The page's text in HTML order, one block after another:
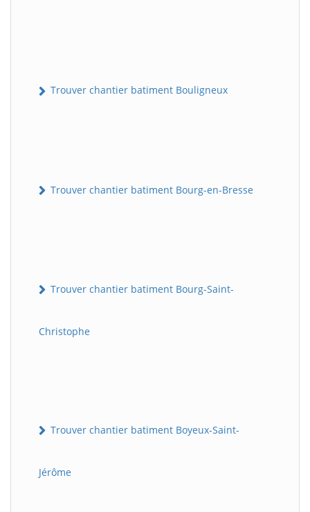
Trouver chantier batiment Bouligneux
Trouver chantier batiment Bourg-en-Bresse
Trouver chantier batiment Bourg-Saint-
Christophe
Trouver chantier batiment Boyeux-Saint-
Jérôme